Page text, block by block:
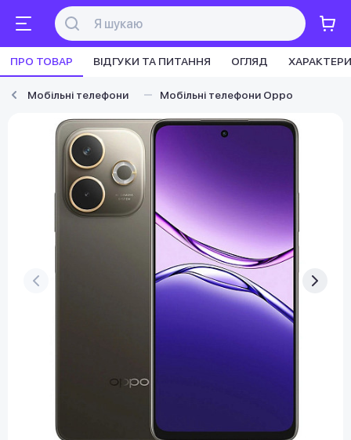
ПРО ТОВАР ВІДГУКИ ТА ПИТАННЯ ОГЛЯД
Мобільні телефони Мобільні телефони Oppo